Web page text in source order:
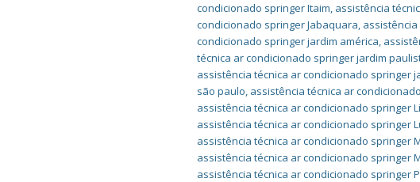
condicionado springer Itaim, assistência
condicionado springer Jabaquara,
condicionado springer jardim américa,
técnica ar condicionado springer jardim
assistência técnica ar condicionado springer
são paulo, assistência técnica ar
assistência técnica ar condicionado springer
assistência técnica ar condicionado springer
assistência técnica ar condicionado springer
assistência técnica ar condicionado springer
assistência técnica ar condicionado springer